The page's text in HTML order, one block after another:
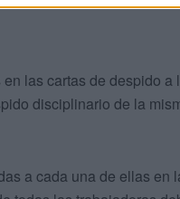
las cartas de despido
disciplinario de la
a cada una de ellas en